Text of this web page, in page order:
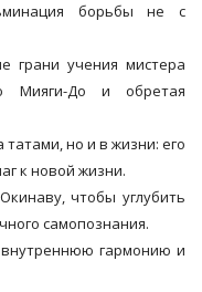
борьбы не с
учения мистера
Мияги-До и обретая
но и в жизни: его
к новой жизни.
чтобы углубить
самопознания.
гармонию и